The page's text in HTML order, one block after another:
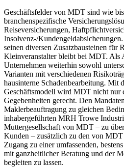
Geschäftsfelder von MDT sind wie
branchenspezifische
Reiseversicherungen,
Insolvenz-/
seinen diversen Zusatzbausteinen für
Kleinveranstalter bleibt bei MDT. Als
Unternehmen weiterhin sowohl
Varianten mit verschiedenen
hausinterne Schadenbearbeitung. Mit
Geschäftsmodell wird MDT nicht nur
Gegebenheiten gerecht. Den
Maklerbeauftragung zu gleichen
inhabergeführten MRH Trowe
Muttergesellschaft von MDT – zu
Kunden – zusätzlich zu den von
Zugang zu einer umfassenden,
mit ganzheitlicher Beratung und der
begleiten zu lassen.